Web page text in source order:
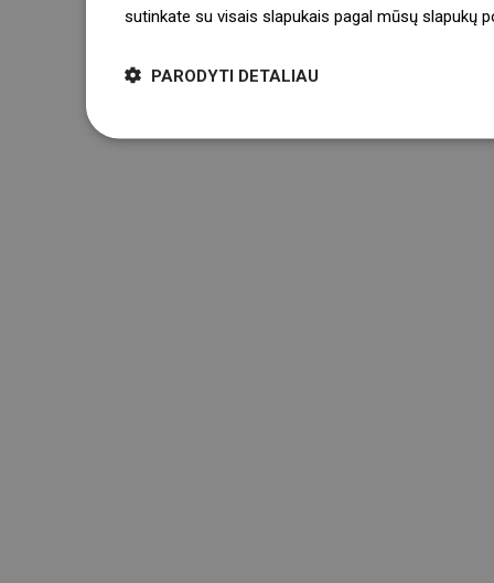
sutinkate su visais slapukais pagal mūsų slapukų
PARODYTI DETALIAU